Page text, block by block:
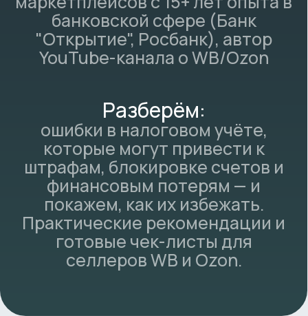
штрафам, блокировке счетов и
финансовым потерям — и
покажем, как их избежать.
Практические рекомендации и
готовые чек-листы для
Избегайте штрафов